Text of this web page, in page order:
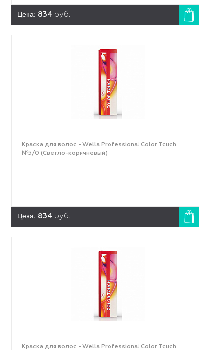
Цена: 834 руб.
Краска для волос - Wella Professional Color Touch
№5/0 (Светло-коричневый)
Цена: 834 руб.
Краска для волос - Wella Professional Color Touch